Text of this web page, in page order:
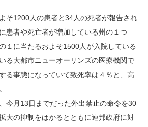
そ1200人の患者と34人の死者が報告され
患者や死亡者が増加している州の１つ
１に当たるおよそ1500人が入院している
る大都市ニューオーリンズの医療機関で
る事態になっていて致死率は４％と、高
今月13日までだった外出禁止の命令を30
大の抑制をはかるとともに連邦政府に対